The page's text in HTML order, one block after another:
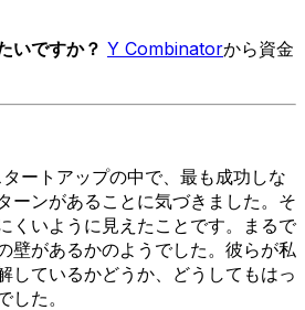
いですか？ Y Combinatorから資金
ートアップの中で、最も成功しな
ーンがあることに気づきました。そ
くいように見えたことです。まるで
壁があるかのようでした。彼らが私
しているかどうか、どうしてもはっ
した。